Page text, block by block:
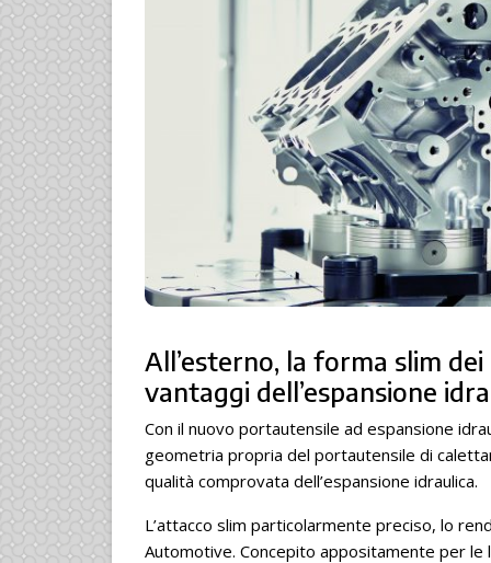
All’esterno, la forma slim
vantaggi dell’espansione
Con il nuovo portautensile ad espansione
geometria propria del portautensile di
qualità comprovata dell’espansione idraulica.
L’attacco slim particolarmente preciso, lo
Automotive. Concepito appositamente per